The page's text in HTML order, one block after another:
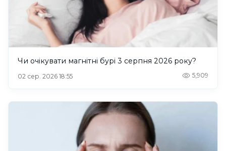
Чи очікувати магнітні бурі 3 серпня 2026 року?
02 сер. 2026 18:55 5,909